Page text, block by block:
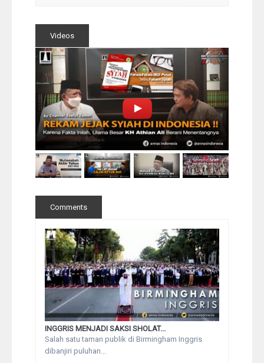
Videos
Comments
INGGRIS MENJADI SAKSI SHOLAT...
Salah satu taman publik di Birmingham Inggris
dibanjiri puluhan...